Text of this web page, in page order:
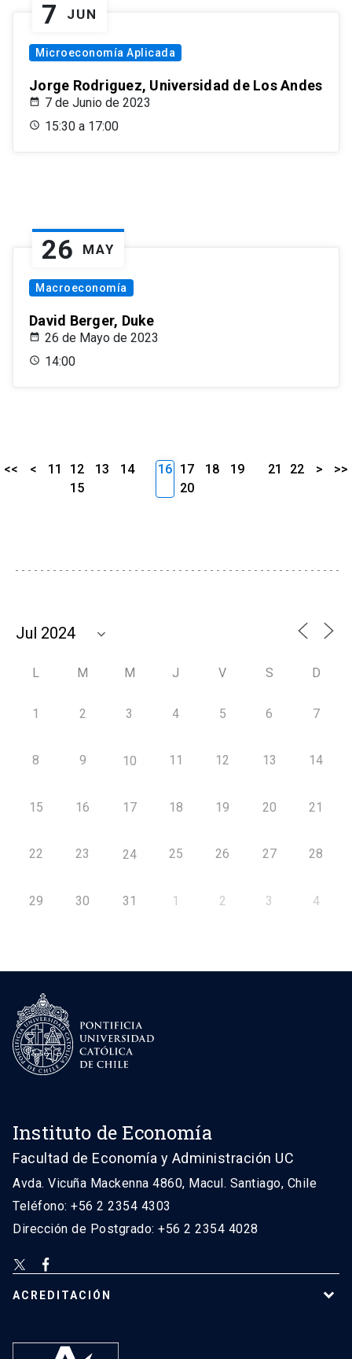
7 JUN
Microeconomía Aplicada
Jorge Rodriguez, Universidad de Los Andes
7 de Junio de 2023
15:30 a 17:00
26 MAY
Macroeconomía
David Berger, Duke
26 de Mayo de 2023
14:00
<< < 11 12 13
14
15
16 17 18
19
20
21 22 > >>
L M M J V S D
1 2 3 4 5 6 7
8 9 10 11 12 13 14
15 16 17 18 19 20 21
22 23 24 25 26 27 28
29 30 31 1 2 3 4
Instituto de Economía
Facultad de Economía y Administración UC
Avda. Vicuña Mackenna 4860, Macul. Santiago, Chile
Teléfono: +56 2 2354 4303
Dirección de Postgrado: +56 2 2354 4028
ACREDITACIÓN